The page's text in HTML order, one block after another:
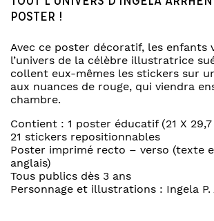
POSTER !
Avec ce poster décoratif, les enfants
l’univers de la célèbre illustratrice
collent eux-mêmes les stickers sur
aux nuances de rouge, qui viendra
chambre.
Contient : 1 poster éducatif (21 X
21 stickers repositionnables
Poster imprimé recto – verso (texte
anglais)
Tous publics dès 3 ans
Personnage et illustrations : Ingela